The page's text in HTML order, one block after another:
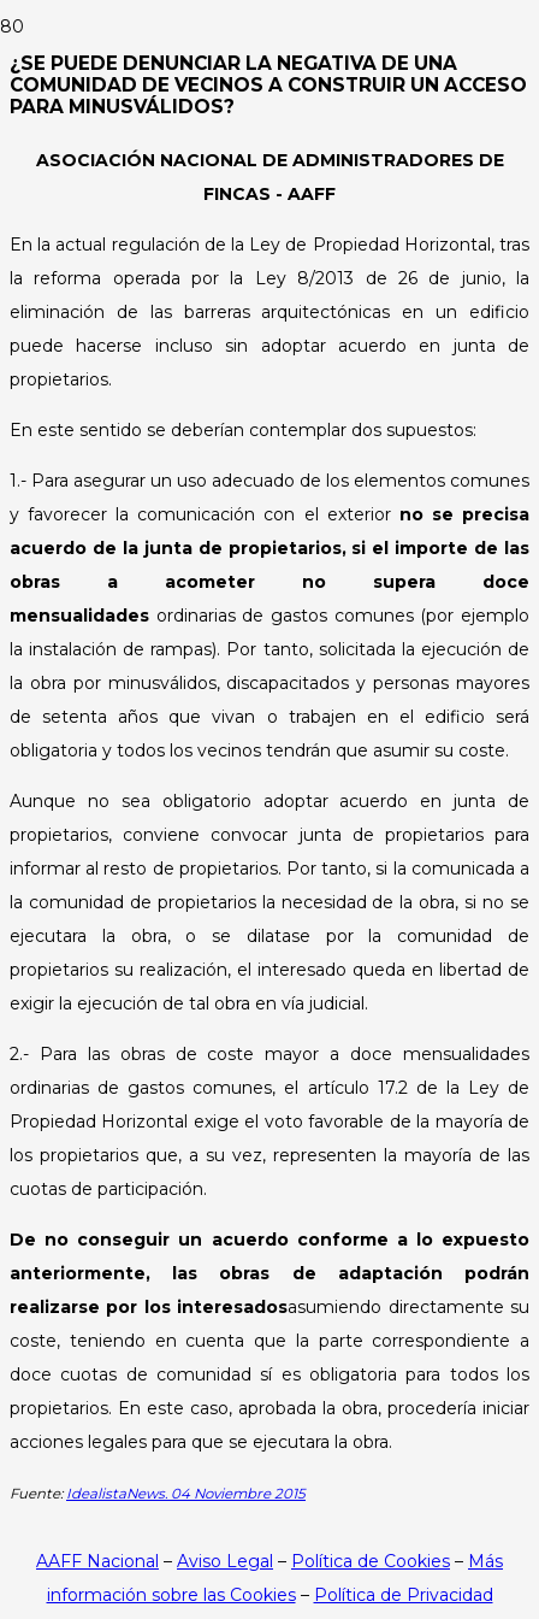
¿SE PUEDE DENUNCIAR LA NEGATIVA DE UNA
COMUNIDAD DE VECINOS A CONSTRUIR UN ACCESO
PARA MINUSVÁLIDOS?
ASOCIACIÓN NACIONAL DE ADMINISTRADORES DE
FINCAS - AAFF
En la actual regulación de la Ley de Propiedad Horizontal, tras
la reforma operada por la Ley 8/2013 de 26 de junio, la
eliminación de las barreras arquitectónicas en un edificio
puede hacerse incluso sin adoptar acuerdo en junta de
propietarios.
En este sentido se deberían contemplar dos supuestos:
1.- Para asegurar un uso adecuado de los elementos comunes
y favorecer la comunicación con el exterior no se precisa
acuerdo de la junta de propietarios, si el importe de las
obras a acometer no supera doce
mensualidades ordinarias de gastos comunes (por ejemplo
la instalación de rampas). Por tanto, solicitada la ejecución de
la obra por minusválidos, discapacitados y personas mayores
de setenta años que vivan o trabajen en el edificio será
obligatoria y todos los vecinos tendrán que asumir su coste.
Aunque no sea obligatorio adoptar acuerdo en junta de
propietarios, conviene convocar junta de propietarios para
informar al resto de propietarios. Por tanto, si la comunicada a
la comunidad de propietarios la necesidad de la obra, si no se
ejecutara la obra, o se dilatase por la comunidad de
propietarios su realización, el interesado queda en libertad de
exigir la ejecución de tal obra en vía judicial.
2.- Para las obras de coste mayor a doce mensualidades
ordinarias de gastos comunes, el artículo 17.2 de la Ley de
Propiedad Horizontal exige el voto favorable de la mayoría de
los propietarios que, a su vez, representen la mayoría de las
cuotas de participación.
De no conseguir un acuerdo conforme a lo expuesto
anteriormente, las obras de adaptación podrán
realizarse por los interesadosasumiendo directamente su
coste, teniendo en cuenta que la parte correspondiente a
doce cuotas de comunidad sí es obligatoria para todos los
propietarios. En este caso, aprobada la obra, procedería iniciar
acciones legales para que se ejecutara la obra.
Fuente:IdealistaNews. 04 Noviembre 2015
AAFF Nacional – Aviso Legal – Política de Cookies – Más
información sobre las Cookies– Política de Privacidad